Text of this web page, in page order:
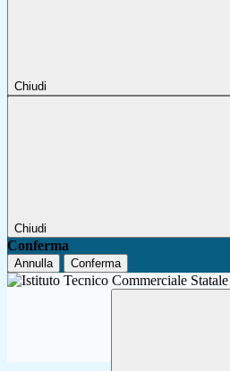
Chiudi
Chiudi
Conferma
Annulla Conferma